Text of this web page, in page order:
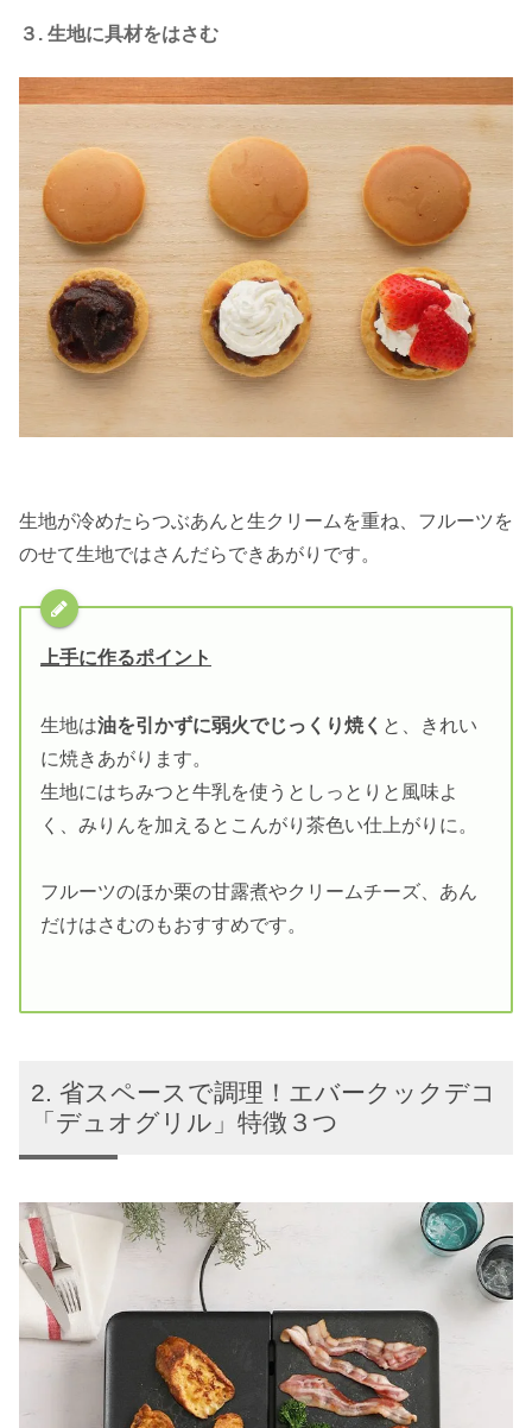
３. 生地に具材をはさむ
生地が冷めたらつぶあんと生クリームを重ね、フルーツを
のせて生地ではさんだらできあがりです。
上手に作るポイント
生地は油を引かずに弱火でじっくり焼く と、きれい
に焼きあがります。
生地にはちみつと牛乳を使うとしっとりと風味よ
く、みりんを加えるとこんがり茶色い仕上がりに。
フルーツのほか栗の甘露煮やクリームチーズ、あん
だけはさむのもおすすめです。
省スペースで調理！エバークックデコ
「デュオグリル」特徴３つ